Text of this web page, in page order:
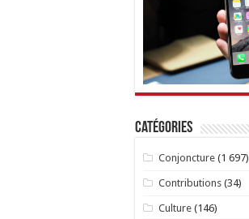
Catégories
Conjoncture(1 697)
Contributions(34)
Culture(146)